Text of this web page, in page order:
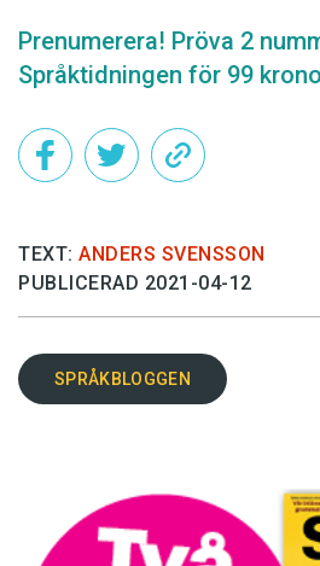
Prenumerera! Pröva 2
Språktidningen för 99
TEXT: ANDERS SVENSSON
PUBLICERAD 2021-04-12
SPRÅKBLOGGEN